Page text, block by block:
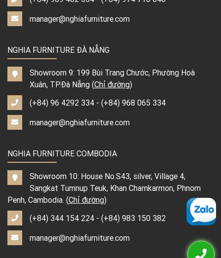
manager@nghiafurniture.com
NGHIA FURNITURE ĐÀ NẴNG
Showroom 9: 199 Bùi Trang Chước, Phường Hoà
Xuân, TP.Đà Nẵng (Chỉ đường)
(+84) 96 4292 334 - (+84) 968 065 334
manager@nghiafurniture.com
NGHIA FURNITURE COMBODIA
Showroom 10: House No.S43, silver, Village 4,
Sangkat Tumnup Teuk, Khan Chamkarmon, Phnom
Penh, Cambodia. (Chỉ đường)
(+84) 344 154 224 - (+84) 983 150 382
manager@nghiafurniture.com